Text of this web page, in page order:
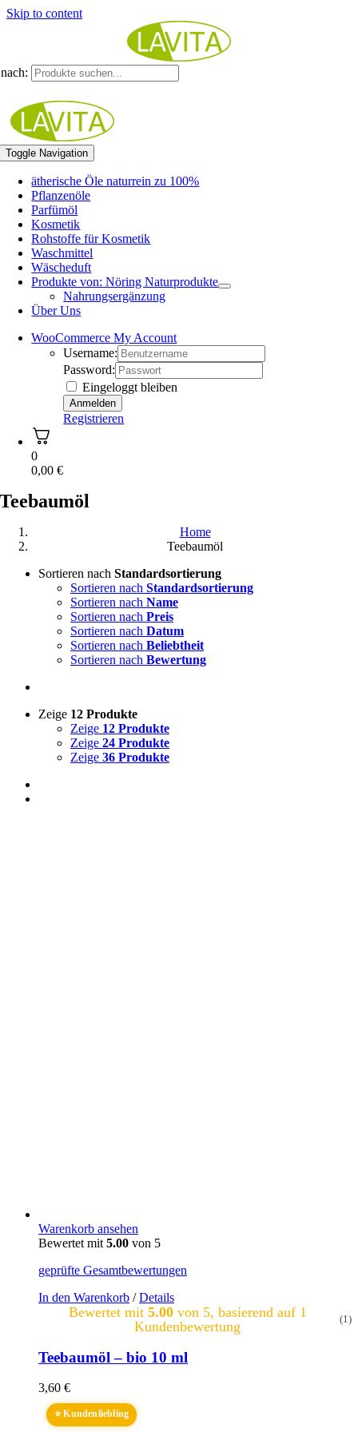
Skip to content
Toggle Navigation
ätherische Öle naturrein zu 100%
Pflanzenöle
Parfümöl
Kosmetik
Rohstoffe für Kosmetik
Waschmittel
Wäscheduft
Produkte von: Nöring Naturprodukte
Nahrungsergänzung
Über Uns
WooCommerce My Account
Username:
Password:
Eingeloggt bleiben
Registrieren
0
0,00€
Teebaumöl
Home
Teebaumöl
Sortieren nach Standardsortierung
Sortieren nach Standardsortierung
Sortieren nach Name
Sortieren nach Preis
Sortieren nach Datum
Sortieren nach Beliebtheit
Sortieren nach Bewertung
Zeige 12 Produkte
Zeige 12 Produkte
Zeige 24 Produkte
Zeige 36 Produkte
Warenkorb ansehen
Bewertet mit 5.00 von 5
geprüfte Gesamtbewertungen
In den Warenkorb / Details
Bewertet mit 5.00von 5, basierend auf 1
Kundenbewertung
(1)
Teebaumöl – bio 10 ml
3,60 €
⭐ Kundenliebling